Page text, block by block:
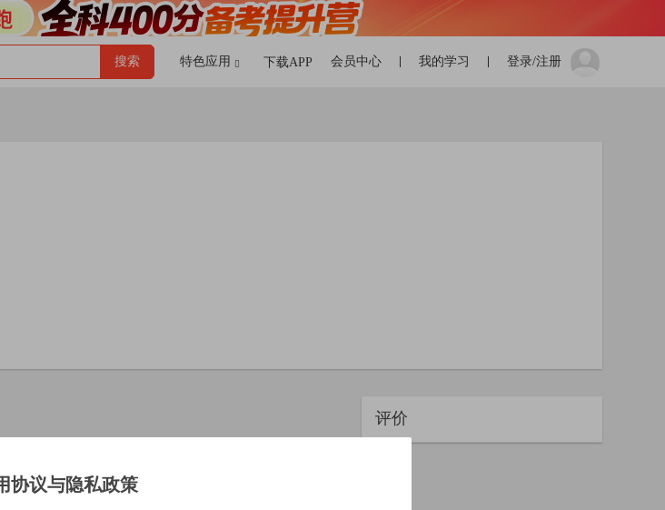
搜索 特色应用 下载APP 登录/注册
我的学习
会员中心
评价
协议与隐私政策